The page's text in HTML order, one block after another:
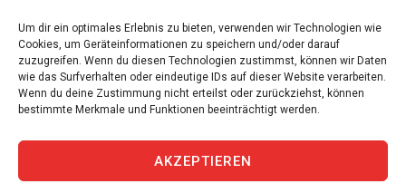
Um dir ein optimales Erlebnis zu bieten, verwenden wir Technologien wie
Cookies, um Geräteinformationen zu speichern und/oder darauf
zuzugreifen. Wenn du diesen Technologien zustimmst, können wir Daten
wie das Surfverhalten oder eindeutige IDs auf dieser Website verarbeiten.
Wenn du deine Zustimmung nicht erteilst oder zurückziehst, können
bestimmte Merkmale und Funktionen beeinträchtigt werden.
AKZEPTIEREN
iPersonal
Temporär & Dauerstellen Schweizweit